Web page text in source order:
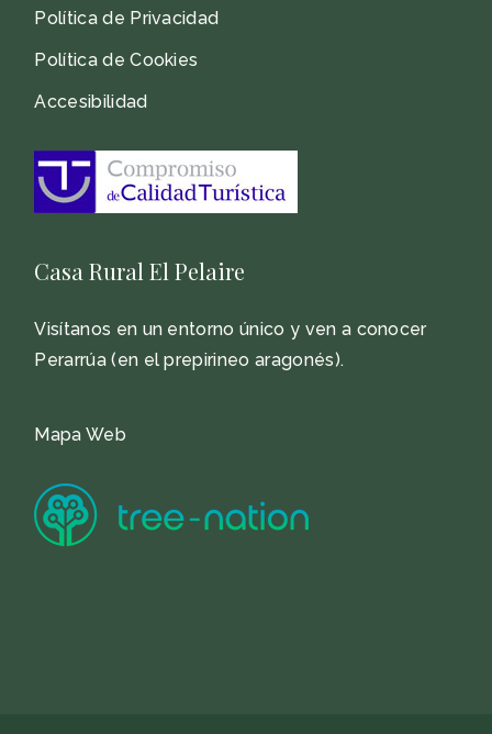
Política de Privacidad
Política de Cookies
Accesibilidad
Casa Rural El Pelaire
Visítanos en un entorno único y ven a conocer
Perarrúa (en el prepirineo aragonés).
Mapa Web